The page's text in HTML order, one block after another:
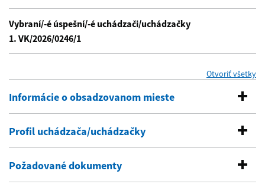
Vybraní/-é úspešní/-é uchádzači/uchádzačky
1. VK/2026/0246/1
Otvoriť všetky
Informácie o obsadzovanom mieste
Profil uchádzača/uchádzačky
Požadované dokumenty